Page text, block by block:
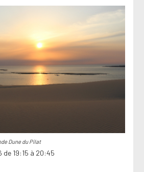
Dune du Pilat
19:15 à 20:45